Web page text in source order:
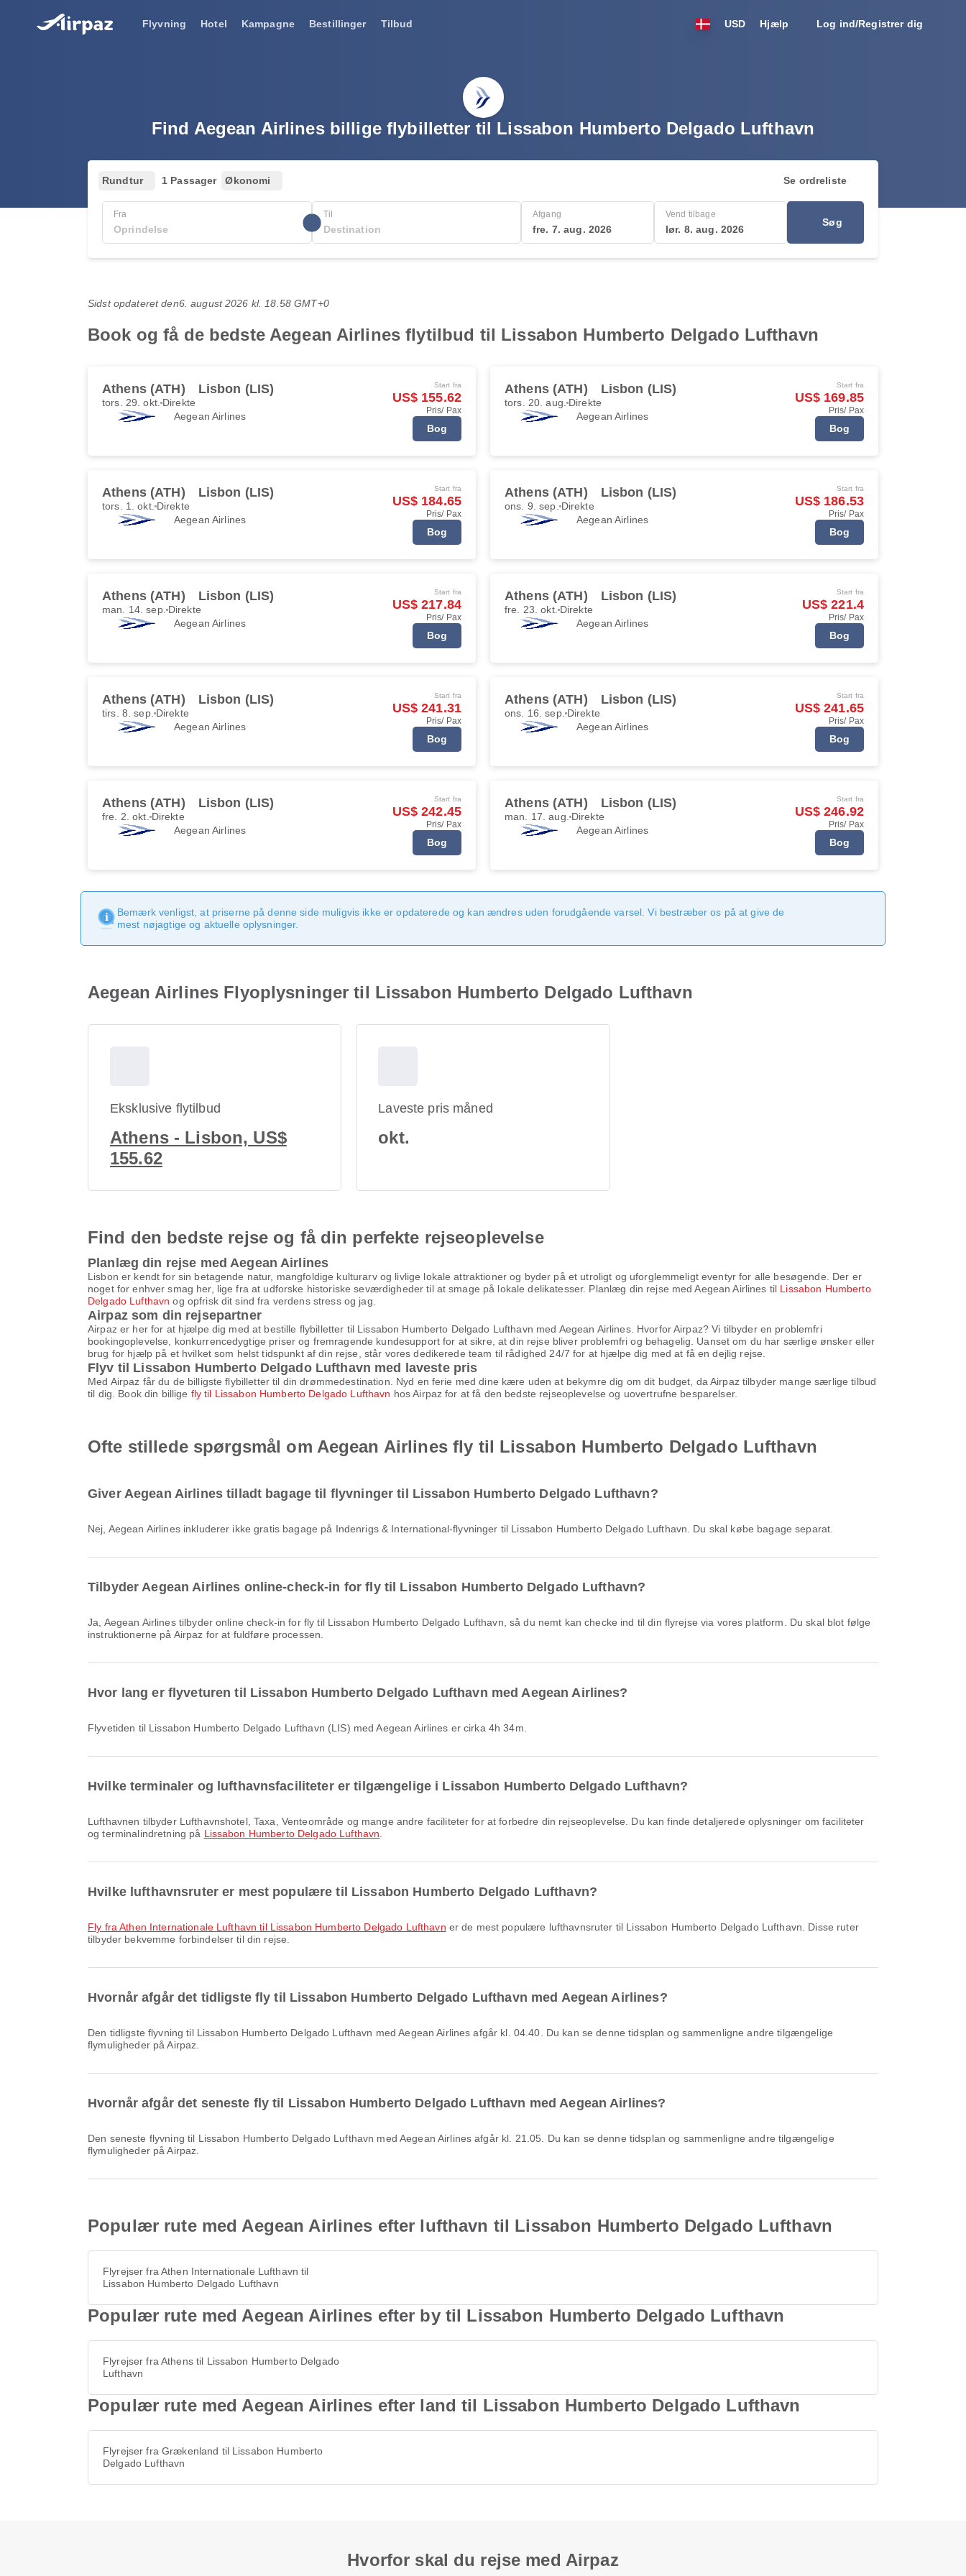
Flyvning Hotel Kampagne Bestillinger Tilbud USD Hjælp Log ind/Registrer dig
Find Aegean Airlines billige flybilletter til Lissabon Humberto Delgado Lufthavn
Rundtur 1 Passager Økonomi Se ordreliste
Fra Til Afgang
fre. 7. aug. 2026
Vend tilbage
lør. 8. aug. 2026
Søg
Sidst opdateret den6. august 2026 kl. 18.58 GMT+0
Book og få de bedste Aegean Airlines flytilbud til Lissabon Humberto Delgado Lufthavn
Athens (ATH) Lisbon (LIS)
tors. 29. okt. Direkte
Aegean Airlines
Start fra
US$ 155.62
Pris/ Pax
Bog
Athens (ATH) Lisbon (LIS)
tors. 20. aug. Direkte
Aegean Airlines
Start fra
US$ 169.85
Pris/ Pax
Bog
Athens (ATH) Lisbon (LIS)
tors. 1. okt. Direkte
Aegean Airlines
Start fra
US$ 184.65
Pris/ Pax
Bog
Athens (ATH) Lisbon (LIS)
ons. 9. sep. Direkte
Aegean Airlines
Start fra
US$ 186.53
Pris/ Pax
Bog
Athens (ATH) Lisbon (LIS)
man. 14. sep. Direkte
Aegean Airlines
Start fra
US$ 217.84
Pris/ Pax
Bog
Athens (ATH) Lisbon (LIS)
fre. 23. okt. Direkte
Aegean Airlines
Start fra
US$ 221.4
Pris/ Pax
Bog
Athens (ATH) Lisbon (LIS)
tirs. 8. sep. Direkte
Aegean Airlines
Start fra
US$ 241.31
Pris/ Pax
Bog
Athens (ATH) Lisbon (LIS)
ons. 16. sep. Direkte
Aegean Airlines
Start fra
US$ 241.65
Pris/ Pax
Bog
Athens (ATH) Lisbon (LIS)
fre. 2. okt. Direkte
Aegean Airlines
Start fra
US$ 242.45
Pris/ Pax
Bog
Athens (ATH) Lisbon (LIS)
man. 17. aug. Direkte
Aegean Airlines
Start fra
US$ 246.92
Pris/ Pax
Bog
Bemærk venligst, at priserne på denne side muligvis ikke er opdaterede og kan ændres uden forudgående varsel. Vi bestræber os på at give de
mest nøjagtige og aktuelle oplysninger.
Aegean Airlines Flyoplysninger til Lissabon Humberto Delgado Lufthavn
Eksklusive flytilbud
Athens - Lisbon, US$
155.62
Laveste pris måned
okt.
Find den bedste rejse og få din perfekte rejseoplevelse
Planlæg din rejse med Aegean Airlines
Lisbon er kendt for sin betagende natur, mangfoldige kulturarv og livlige lokale attraktioner og byder på et utroligt og uforglemmeligt eventyr for alle besøgende. Der er
noget for enhver smag her, lige fra at udforske historiske seværdigheder til at smage på lokale delikatesser. Planlæg din rejse med Aegean Airlines til Lissabon Humberto
Delgado Lufthavn og opfrisk dit sind fra verdens stress og jag.
Airpaz som din rejsepartner
Airpaz er her for at hjælpe dig med at bestille flybilletter til Lissabon Humberto Delgado Lufthavn med Aegean Airlines. Hvorfor Airpaz? Vi tilbyder en problemfri
bookingoplevelse, konkurrencedygtige priser og fremragende kundesupport for at sikre, at din rejse bliver problemfri og behagelig. Uanset om du har særlige ønsker eller
brug for hjælp på et hvilket som helst tidspunkt af din rejse, står vores dedikerede team til rådighed 24/7 for at hjælpe dig med at få en dejlig rejse.
Flyv til Lissabon Humberto Delgado Lufthavn med laveste pris
Med Airpaz får du de billigste flybilletter til din drømmedestination. Nyd en ferie med dine kære uden at bekymre dig om dit budget, da Airpaz tilbyder mange særlige tilbud
til dig. Book din billige fly til Lissabon Humberto Delgado Lufthavn hos Airpaz for at få den bedste rejseoplevelse og uovertrufne besparelser.
Ofte stillede spørgsmål om Aegean Airlines fly til Lissabon Humberto Delgado Lufthavn
Giver Aegean Airlines tilladt bagage til flyvninger til Lissabon Humberto Delgado Lufthavn?
Nej, Aegean Airlines inkluderer ikke gratis bagage på Indenrigs & International-flyvninger til Lissabon Humberto Delgado Lufthavn. Du skal købe bagage separat.
Tilbyder Aegean Airlines online-check-in for fly til Lissabon Humberto Delgado Lufthavn?
Ja, Aegean Airlines tilbyder online check-in for fly til Lissabon Humberto Delgado Lufthavn, så du nemt kan checke ind til din flyrejse via vores platform. Du skal blot følge
instruktionerne på Airpaz for at fuldføre processen.
Hvor lang er flyveturen til Lissabon Humberto Delgado Lufthavn med Aegean Airlines?
Flyvetiden til Lissabon Humberto Delgado Lufthavn (LIS) med Aegean Airlines er cirka 4h 34m.
Hvilke terminaler og lufthavnsfaciliteter er tilgængelige i Lissabon Humberto Delgado Lufthavn?
Lufthavnen tilbyder Lufthavnshotel, Taxa, Venteområde og mange andre faciliteter for at forbedre din rejseoplevelse. Du kan finde detaljerede oplysninger om faciliteter
og terminalindretning på Lissabon Humberto Delgado Lufthavn
Hvilke lufthavnsruter er mest populære til Lissabon Humberto Delgado Lufthavn?
fly fra Athen Internationale Lufthavn til Lissabon Humberto Delgado Lufthavn er de mest populære lufthavnsruter til Lissabon Humberto Delgado Lufthavn. Disse ruter
tilbyder bekvemme forbindelser til din rejse.
Hvornår afgår det tidligste fly til Lissabon Humberto Delgado Lufthavn med Aegean Airlines?
Den tidligste flyvning til Lissabon Humberto Delgado Lufthavn med Aegean Airlines afgår kl. 04.40. Du kan se denne tidsplan og sammenligne andre tilgængelige
flymuligheder på Airpaz.
Hvornår afgår det seneste fly til Lissabon Humberto Delgado Lufthavn med Aegean Airlines?
Den seneste flyvning til Lissabon Humberto Delgado Lufthavn med Aegean Airlines afgår kl. 21.05. Du kan se denne tidsplan og sammenligne andre tilgængelige
flymuligheder på Airpaz.
Populær rute med Aegean Airlines efter lufthavn til Lissabon Humberto Delgado Lufthavn
Flyrejser fra Athen Internationale Lufthavn til
Lissabon Humberto Delgado Lufthavn
Populær rute med Aegean Airlines efter by til Lissabon Humberto Delgado Lufthavn
Flyrejser fra Athens til Lissabon Humberto Delgado
Lufthavn
Populær rute med Aegean Airlines efter land til Lissabon Humberto Delgado Lufthavn
Flyrejser fra Grækenland til Lissabon Humberto
Delgado Lufthavn
Hvorfor skal du rejse med Airpaz